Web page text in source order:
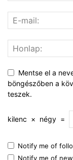
Mentse el a
böngészőben a
teszek.
kilenc × négy =
Notify me of
Notify me of